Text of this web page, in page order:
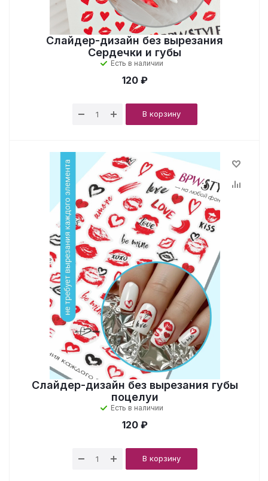
Слайдер-дизайн без вырезания
Сердечки и губы
Есть в наличии
120 ₽
В корзину
Слайдер-дизайн без вырезания губы
поцелуи
Есть в наличии
120 ₽
В корзину